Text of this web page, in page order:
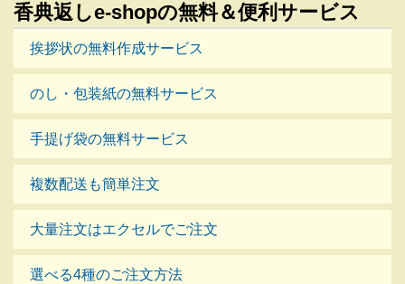
香典返しe-shopの無料＆便利サービス
挨拶状の無料作成サービス
のし・包装紙の無料サービス
手提げ袋の無料サービス
複数配送も簡単注文
大量注文はエクセルでご注文
選べる4種のご注文方法